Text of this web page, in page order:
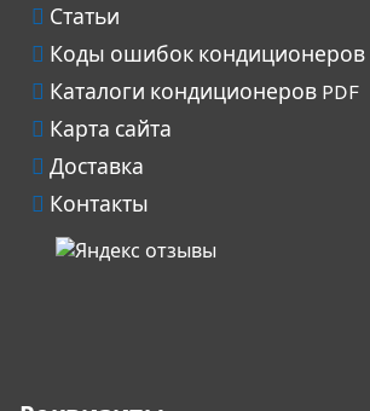
Статьи
Коды ошибок кондиционеров
Каталоги кондиционеров PDF
Карта сайта
Доставка
Контакты